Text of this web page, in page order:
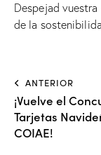
Despejad
de la
ANTERIOR
¡Vuelve el
Tarjetas
COIAE!